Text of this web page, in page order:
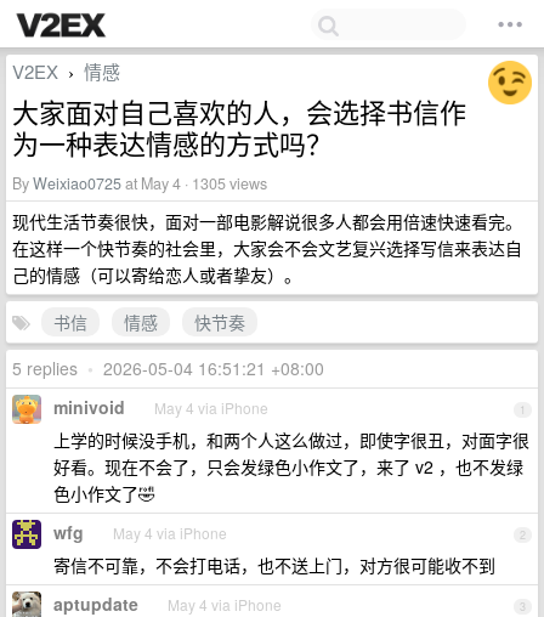
V2EX › 情感
大家面对自己喜欢的人，会选择书信作
为一种表达情感的方式吗？
ByWeixiao0725at May 4 · 1305 views
现代生活节奏很快，面对一部电影解说很多人都会用倍速快速看完。
在这样一个快节奏的社会里，大家会不会文艺复兴选择写信来表达自
己的情感（可以寄给恋人或者挚友）。
书信
情感
快节奏
5 replies • 2026-05-04 16:51:21 +08:00
1
minivoid May 4 via iPhone
上学的时候没手机，和两个人这么做过，即使字很丑，对面字很
好看。现在不会了，只会发绿色小作文了，来了 v2 ，也不发绿
色小作文了🤣
2
wfg May 4 via iPhone
寄信不可靠，不会打电话，也不送上门，对方很可能收不到
3
aptupdate May 4 via iPhone